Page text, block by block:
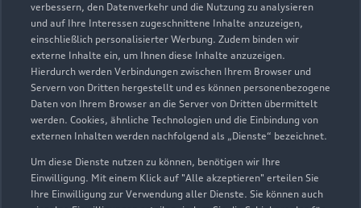
verbessern, den Datenverkehr und die Nutzung zu analysieren
und auf Ihre Interessen zugeschnittene Inhalte anzuzeigen,
einschließlich personalisierter Werbung. Zudem binden wir
externe Inhalte ein, um Ihnen diese Inhalte anzuzeigen.
Hierdurch werden Verbindungen zwischen Ihrem Browser und
Servern von Dritten hergestellt und es können personenbezogene
Daten von Ihrem Browser an die Server von Dritten übermittelt
werden. Cookies, ähnliche Technologien und die Einbindung von
externen Inhalten werden nachfolgend als „Dienste“ bezeichnet.
Um diese Dienste nutzen zu können, benötigen wir Ihre
Einwilligung. Mit einem Klick auf "Alle akzeptieren" erteilen Sie
Ihre Einwilligung zur Verwendung aller Dienste. Sie können auch
Almerfeldweg 39
59929 Brilon
02961 972222
info@biederbick.de
Kontaktdaten herunterladen